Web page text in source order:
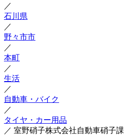
／
石川県
／
野々市市
／
本町
／
生活
／
自動車・バイク
／
タイヤ・カー用品
／ 室野硝子株式会社自動車硝子課